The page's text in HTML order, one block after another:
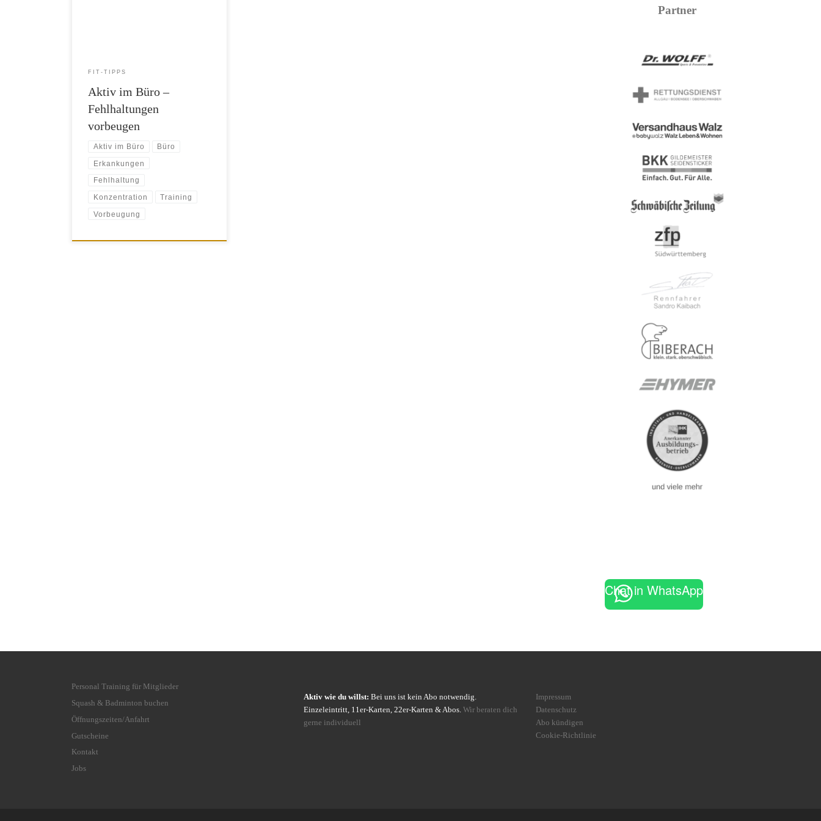
aktuellen Shape […]
FIT-TIPPS
Aktiv im Büro –
Fehlhaltungen
vorbeugen
Aktiv im Büro Büro
Erkankungen
Fehlhaltung
Konzentration Training
Vorbeugung
Partner
Chat in WhatsApp
Personal Training für Mitglieder
Squash & Badminton buchen
Öffnungszeiten/Anfahrt
Gutscheine
Kontakt
Jobs
Aktiv wie du willst: Bei uns ist kein Abo notwendig.
Einzeleintritt, 11er-Karten, 22er-Karten & Abos. Wir beraten dich
gerne individuell
Impressum
Datenschutz
Abo kündigen
Cookie-Richtlinie